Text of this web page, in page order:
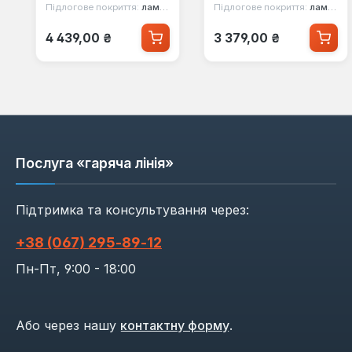
Підлогове покриття: ламінат
Звичайна ціна:
4 439,00 ₴
Підлогове покриття: ламінат
Звичайна ціна:
3 379,00 ₴
Послуга «гаряча лінія»
Підтримка та консультування через:
+38 (067) 295‑89‑12
Пн-Пт, 9:00 - 18:00
Або через нашу контактну форму.